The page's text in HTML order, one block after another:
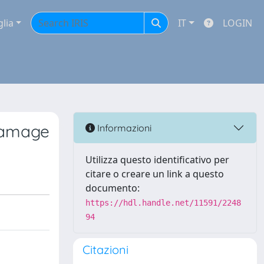
IT LOGIN
Informazioni
Utilizza questo identificativo per
citare o creare un link a questo
documento:
https://hdl.handle.net/11591/2248
94
Citazioni